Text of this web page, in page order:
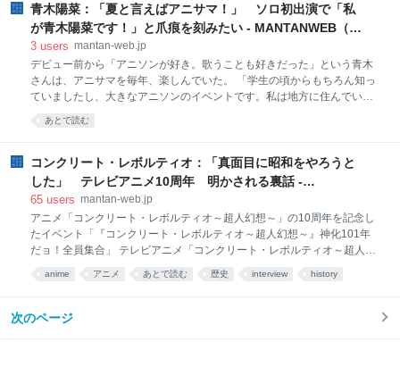
解”になる。アニメになった「あかね噺」は、“正解”以上を見せられた感
覚にもなった。中でも朱音の“高速寿限無”など永瀬さんの演技が光っ
た。永瀬さんはどのように落語、「あかね噺」に向き合ったのだろう
青木陽菜：「夏と言えばアニサマ！」 ソロ初出演で「私
が青木陽菜です！」と爪痕を刻みたい - MANTANWEB（ま
んたんウェブ）
3 users mantan-web.jp
デビュー前から「アニソンが好き。歌うことも好きだった」という青木
さんは、アニサマを毎年、楽しんでいた。 「学生の頃からもちろん知っ
ていましたし、大きなアニソンのイベントです。私は地方に住んでいた
けど、テレビで放送されていたのを見て、お正月に家族で録画を見たり
もしていました。青木家でもおなじみのビッグなイベントだったんで
覚えていますし、こんな曲があるんだ！と好きな曲に出会う場にもなっ
ていました」 青木さんがアニサマのステージに立つのは今年が初めてで
はない。メディアミックスプロジェクト「BanG Dream!（バンド
で大舞台に立った経験がある。 「やっぱり緊張しました。さいたまスー
パーアリーナというこれまでで一番大きな会場でしたし、それだけで緊
張し
あとで読む
コンクリート・レボルティオ：「真面目に昭和をやろうと
した」 テレビアニメ10周年 明かされる裏話 -
MANTANWEB（まんたんウェブ）
65 users mantan-web.jp
アニメ「コンクリート・レボルティオ～超人幻想～」の10周年を記念し
たイベント「『コンクリート・レボルティオ～超人幻想～』神化101年
だョ！全員集合」 テレビアニメ「コンクリート・レボルティオ～超人幻
想～」の10周年を記念したイベント「『コンクリート・レボルティオ～
超人幻想～』神化101年だョ！全員集合」が6月19日、新宿ロフトプラス
成・脚本の會川昇さん、キャラクター原案・コンセプトデザインの氷川
anime アニメ あとで読む 歴史 interview history
次のページ